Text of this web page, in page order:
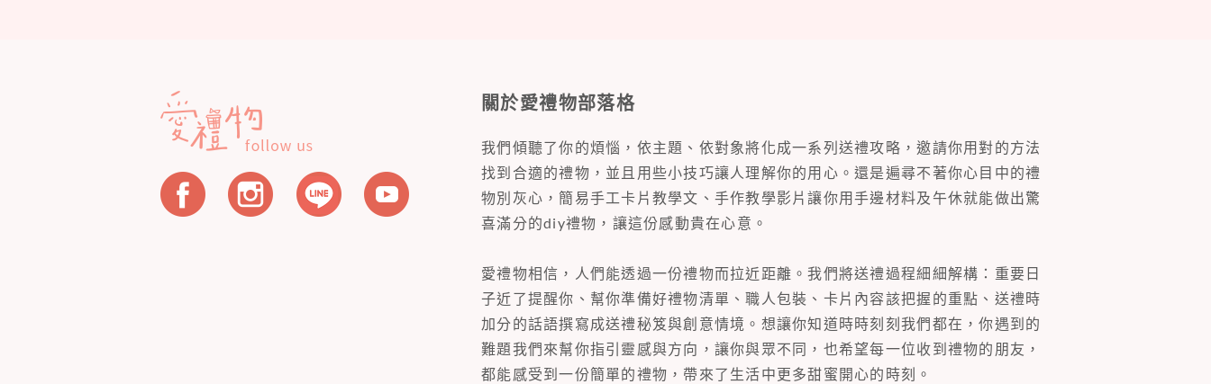
關於愛禮物部落格
我們傾聽了你的煩惱，依主題、依對象將化成一系列送禮攻略，邀請你用對的方法
找到合適的禮物，並且用些小技巧讓人理解你的用心。還是遍尋不著你心目中的禮
物別灰心，簡易手工卡片教學文、手作教學影片讓你用手邊材料及午休就能做出驚
喜滿分的diy禮物，讓這份感動貴在心意。
愛禮物相信，人們能透過一份禮物而拉近距離。我們將送禮過程細細解構：重要日
子近了提醒你、幫你準備好禮物清單、職人包裝、卡片內容該把握的重點、送禮時
加分的話語撰寫成送禮秘笈與創意情境。想讓你知道時時刻刻我們都在，你遇到的
難題我們來幫你指引靈感與方向，讓你與眾不同，也希望每一位收到禮物的朋友，
都能感受到一份簡單的禮物，帶來了生活中更多甜蜜開心的時刻。